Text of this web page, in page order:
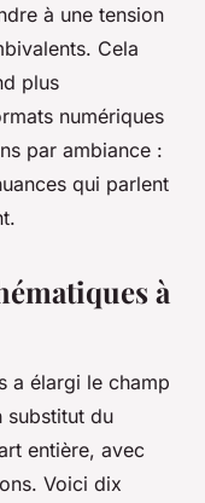
à une tension
Cela
plus
numériques
par ambiance :
qui parlent
à
a élargi le champ
substitut du
entière, avec
Voici dix